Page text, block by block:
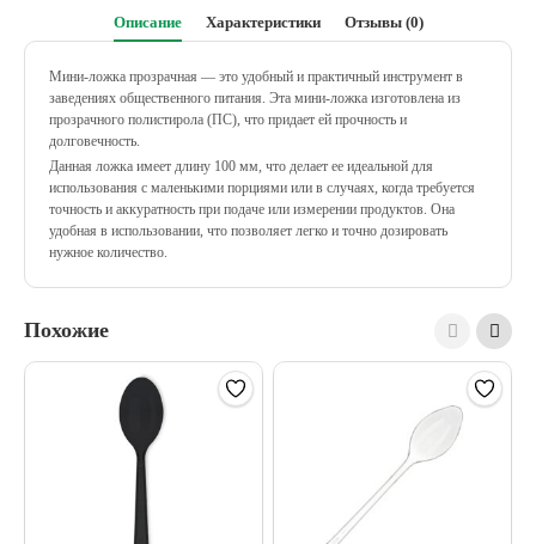
Описание Характеристики Отзывы (0)
Мини-ложка прозрачная — это удобный и практичный инструмент в
заведениях общественного питания. Эта мини-ложка изготовлена из
прозрачного полистирола (ПС), что придает ей прочность и
долговечность.
Данная ложка имеет длину 100 мм, что делает ее идеальной для
использования с маленькими порциями или в случаях, когда требуется
точность и аккуратность при подаче или измерении продуктов. Она
удобная в использовании, что позволяет легко и точно дозировать
нужное количество.
Похожие